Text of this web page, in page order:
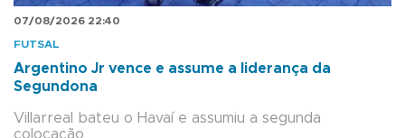
07/08/2026 22:40
FUTSAL
Argentino Jr vence e assume a liderança da
Segundona
Villarreal bateu o Havaí e assumiu a segunda
colocação